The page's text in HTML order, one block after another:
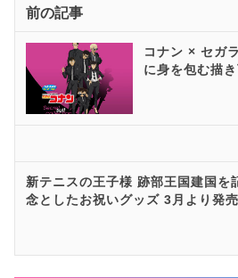
前の記事
コナン × セガ
に身を包む描
新テニスの王子様 跡部王国建国を
念としたお祝いグッズ 3月より発